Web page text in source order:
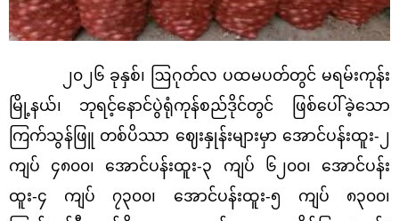
၂၀၂၆ ခုနှစ်၊ ဩဂုတ်လ ပထမပတ်တွင် မရမ်းကုန်း
မြို့နယ်၊
ဘုရင့်နောင်ပွဲရုံကုန်စည်ဒိုင်တွင် ဖြစ်ပေါ်ခဲ့သော
ကြက်သွန်ဖြူ တစ်ပိဿာ ဈေးနှုန်းများမှာ အောင်ပန်းထူး-၂
ကျပ် ၄၈၀၀၊ အောင်ပန်းထူး-၃ ကျပ် ၆၂၀၀၊ အောင်ပန်း
ထူး-၄ ကျပ် ၇၃၀၀၊ အောင်ပန်းထူး-၅ ကျပ် ၈၃၀၀၊